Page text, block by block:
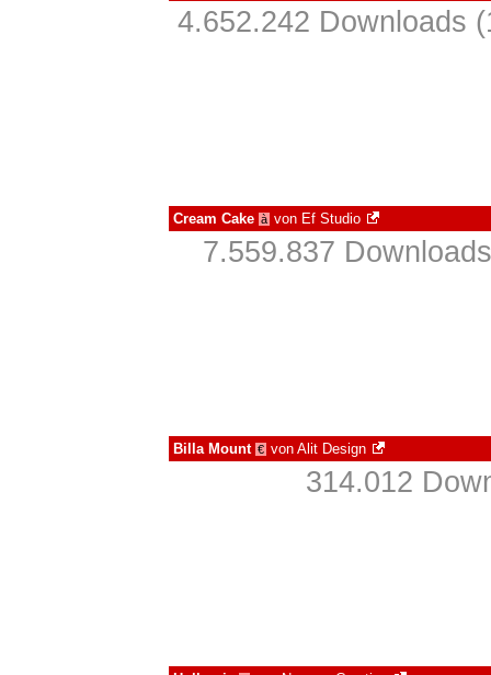
4.652.242 Downloads
Cream Cake à von Ef Studio
7.559.837
Billa Mount € von Alit Design
314.012